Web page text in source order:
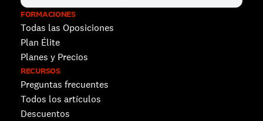
FORMACIONES
Todas las Oposiciones
Plan Élite
Planes y Precios
RECURSOS
Preguntas frecuentes
Todos los artículos
Descuentos